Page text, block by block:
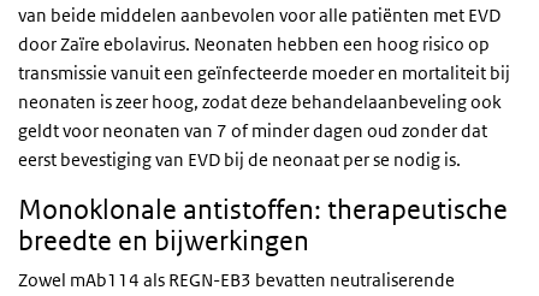
van beide middelen aanbevolen voor alle patiënten met EVD
door Zaïre ebolavirus. Neonaten hebben een hoog risico op
transmissie vanuit een geïnfecteerde moeder en mortaliteit bij
neonaten is zeer hoog, zodat deze behandelaanbeveling ook
geldt voor neonaten van 7 of minder dagen oud zonder dat
eerst bevestiging van EVD bij de neonaat per se nodig is.
Monoklonale antistoffen: therapeutische
breedte en bijwerkingen
Zowel mAb114 als REGN-EB3 bevatten neutraliserende